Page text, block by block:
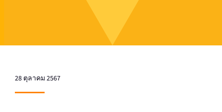
28 ตุลาคม 2567